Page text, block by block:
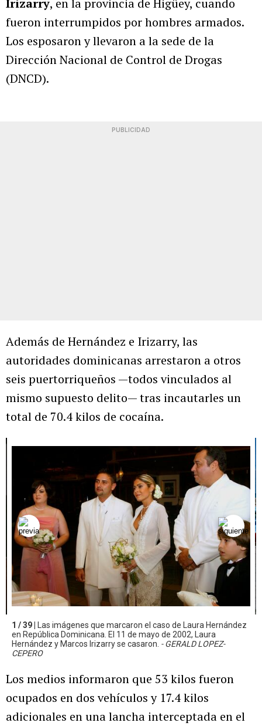
Irizarry, en la provincia de Higüey, cuando
fueron interrumpidos por hombres armados.
Los esposaron y llevaron a la sede de la
Dirección Nacional de Control de Drogas
(DNCD).
PUBLICIDAD
Además de Hernández e Irizarry, las
autoridades dominicanas arrestaron a otros
seis puertorriqueños —todos vinculados al
mismo supuesto delito— tras incautarles un
total de 70.4 kilos de cocaína.
1 / 39 |
Las imágenes que marcaron el caso de Laura Hernández
en República Dominicana. El 11 de mayo de 2002, Laura
Hernández y Marcos Irizarry se casaron. - GERALD LOPEZ-
CEPERO
Los medios informaron que 53 kilos fueron
ocupados en dos vehículos y 17.4 kilos
adicionales en una lancha interceptada en el